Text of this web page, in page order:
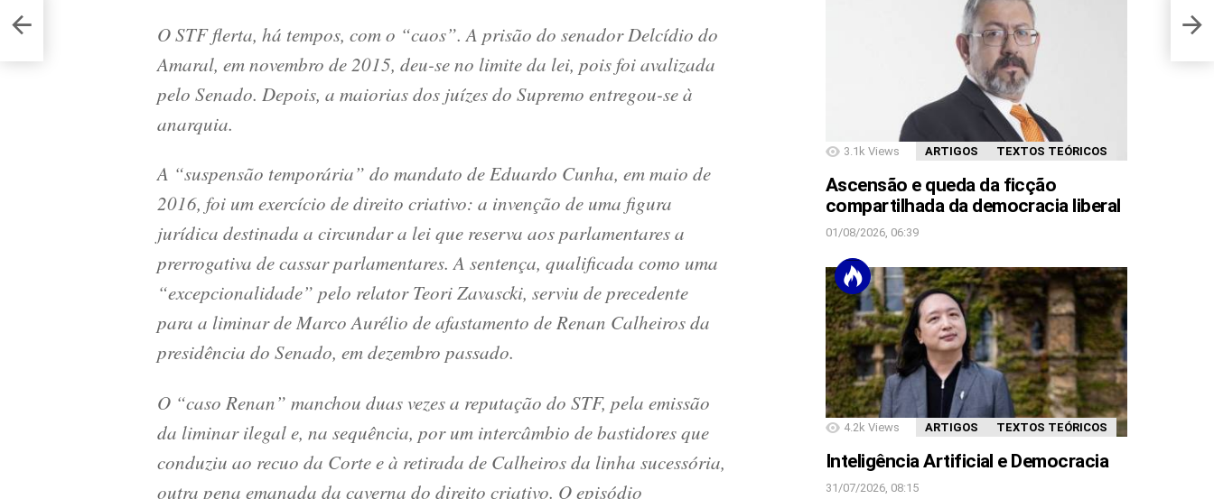
O STF flerta, há tempos, com o “caos”. A prisão do senador Delcídio do
Amaral, em novembro de 2015, deu-se no limite da lei, pois foi avalizada
pelo Senado. Depois, a maiorias dos juízes do Supremo entregou-se à
anarquia.
A “suspensão temporária” do mandato de Eduardo Cunha, em maio de
2016, foi um exercício de direito criativo: a invenção de uma figura
jurídica destinada a circundar a lei que reserva aos parlamentares a
prerrogativa de cassar parlamentares. A sentença, qualificada como uma
“excepcionalidade” pelo relator Teori Zavascki, serviu de precedente
para a liminar de Marco Aurélio de afastamento de Renan Calheiros da
presidência do Senado, em dezembro passado.
O “caso Renan” manchou duas vezes a reputação do STF, pela emissão
da liminar ilegal e, na sequência, por um intercâmbio de bastidores que
conduziu ao recuo da Corte e à retirada de Calheiros da linha sucessória,
outra pena emanada da caverna do direito criativo. O episódio
3.1k Views ARTIGOS TEXTOS TEÓRICOS
Ascensão e queda da ficção
compartilhada da democracia liberal
01/08/2026, 06:39
4.2k Views ARTIGOS TEXTOS TEÓRICOS
Inteligência Artificial e Democracia
31/07/2026, 08:15